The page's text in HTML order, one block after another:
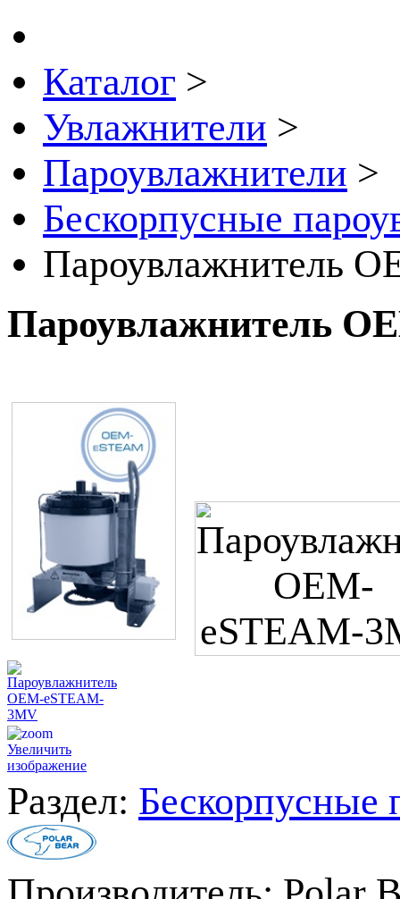
Каталог >
Увлажнители >
Пароувлажнители >
Бескорпусные
Пароувлажнитель
Пароувлажнитель
Увеличить
изображение
Раздел: Бескорпусные